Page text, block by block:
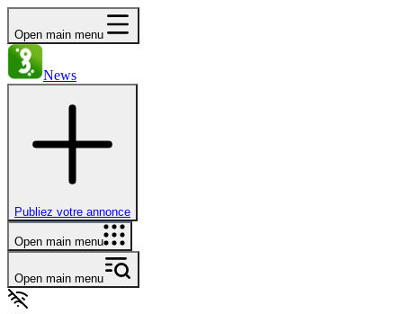
Open main menu
News
Publiez votre annonce
Open main menu
Open main menu